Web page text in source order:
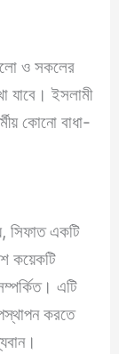
ও সকলের
যাবে। ইসলামী
কোনো বাধা-
সিফাত একটি
কয়েকটি
এটি
করতে